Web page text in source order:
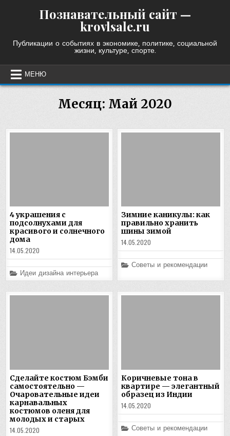
Познавательный сайт —
krovlsale.ru
Публикации о событиях в экономике, политике, социальной
жизни, культуре, спорте.
МЕНЮ
Месяц: Май 2020
4 украшения с
подсолнухами для
красивого и солнечного
дома
14.05.2020
Posted
in
Идеи дизайна интерьера
Зимние каникулы: как
правильно хранить
шины зимой
14.05.2020
Posted
Советы и рекомендации
Сделайте костюм Бэмби
самостоятельно —
Очаровательные идеи
карнавальных
костюмов оленя для
молодых и старых
14.05.2020
Коричневые тона в
квартире — элегантный
образец из Индии
14.05.2020
Posted
Советы и рекомендации